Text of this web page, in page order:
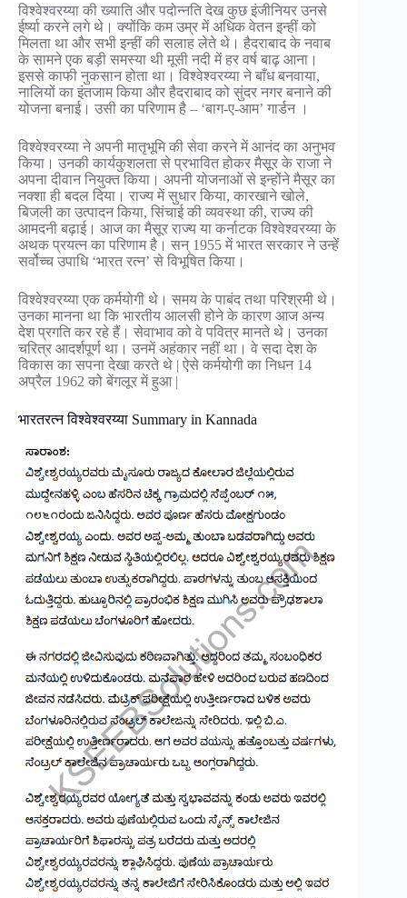
विश्वेश्वरय्या की ख्याति और पदोन्नति देख कुछ इंजीनियर उनसे
ईर्ष्या करने लगे थे। क्योंकि कम उम्र में अधिक वेतन इन्हीं को
मिलता था और सभी इन्हीं की सलाह लेते थे। हैदराबाद के नवाब
के सामने एक बड़ी समस्या थी मूसी नदी में हर वर्ष बाढ़ आना।
इससे काफी नुकसान होता था। विश्वेश्वरय्या ने बाँध बनवाया,
नालियों का इंतजाम किया और हैदराबाद को सुंदर नगर बनाने की
योजना बनाई। उसी का परिणाम है – ‘बाग-ए-आम’ गार्डन ।
विश्वेश्वरय्या ने अपनी मातृभूमि की सेवा करने में आनंद का अनुभव
किया। उनकी कार्यकुशलता से प्रभावित होकर मैसूर के राजा ने
अपना दीवान नियुक्त किया। अपनी योजनाओं से इन्होंने मैसूर का
नक्शा ही बदल दिया। राज्य में सुधार किया, कारखाने खोले,
बिजली का उत्पादन किया, सिंचाई की व्यवस्था की, राज्य की
आमदनी बढ़ाई। आज का मैसूर राज्य या कर्नाटक विश्वेश्वरय्या के
अथक प्रयत्न का परिणाम है। सन् 1955 में भारत सरकार ने उन्हें
सर्वोच्च उपाधि ‘भारत रत्न’ से विभूषित किया।
विश्वेश्वरय्या एक कर्मयोगी थे। समय के पाबंद तथा परिश्रमी थे।
उनका मानना था कि भारतीय आलसी होने के कारण आज अन्य
देश प्रगति कर रहे हैं। सेवाभाव को वे पवित्र मानते थे। उनका
चरित्र आदर्शपूर्ण था। उनमें अहंकार नहीं था। वे सदा देश के
विकास का सपना देखा करते थे | ऐसे कर्मयोगी का निधन 14
अप्रैल 1962 को बेंगलूर में हुआ |
भारतरत्न विश्वेश्वरय्या Summary in Kannada